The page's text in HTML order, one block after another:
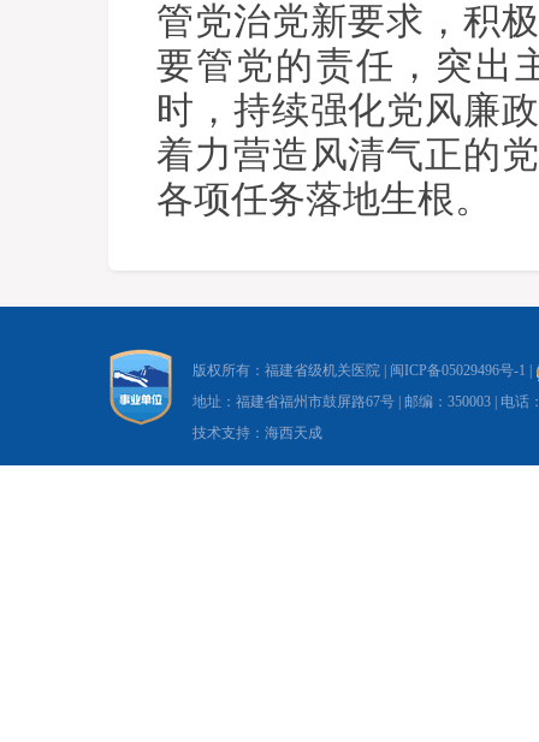
管党治党新要求，积
要管党的责任，突出
时，持续强化党风廉
着力营造风清气正的
各项任务落地生根。
版权所有：福建省级机关医院 | 闽ICP备05029496号-1
地址：福建省福州市鼓屏路67号 | 邮编：350003 | 电话
技术支持：海西天成